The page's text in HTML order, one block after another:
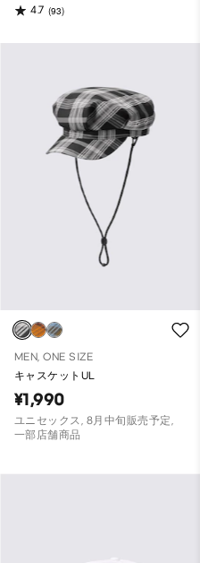
4.7 (93)
MEN, ONE SIZE
キャスケットUL
¥1,990
ユニセックス, 8月中旬販売予定,
一部店舗商品